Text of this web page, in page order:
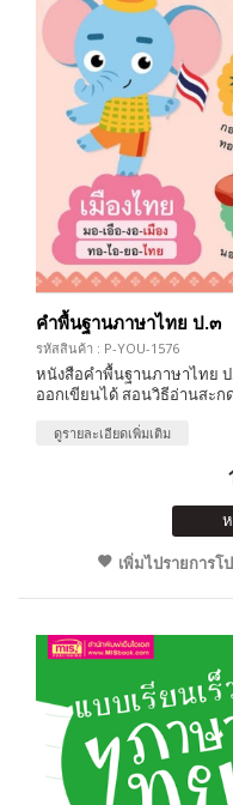
คำพื้นฐานภาษาไทย ป.๓
รหัสสินค้า : P-YOU-1576
หนังสือคำพื้นฐานภาษาไทย
ออกเขียนได้ สอนวิธีอ่านสะก
ดูรายละเอียดเพิ่มเติม
เพิ่มไปรายการโ